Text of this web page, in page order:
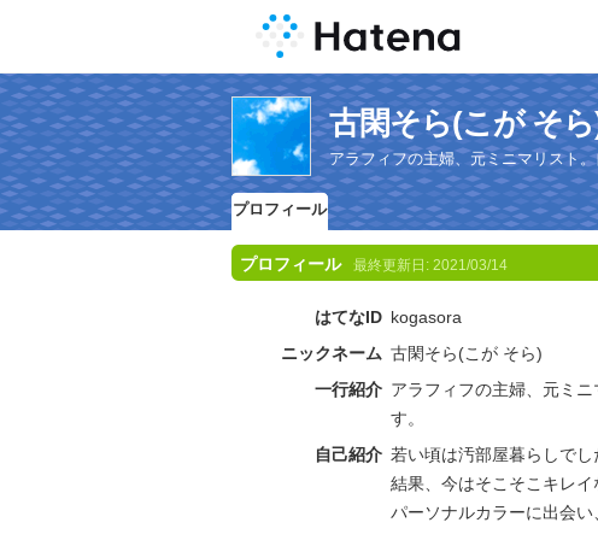
古閑そら(こが そ
アラフィフの主婦、元ミニマリスト
プロフィール
プロフィール 最終更新日: 2021/03/14
はてなID kogasora
ニックネーム 古閑そら(こが そら)
一行紹介 アラフィフの主婦、元ミ
す。
自己紹介 若い頃は汚部屋暮らしで
結果、今はそこそこキレイ
パーソナルカラーに出会い